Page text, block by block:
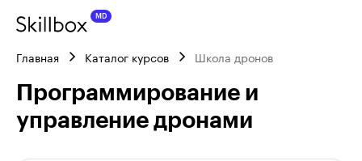
Главная Каталог курсов Школа дронов
Программирование и
управление дронами